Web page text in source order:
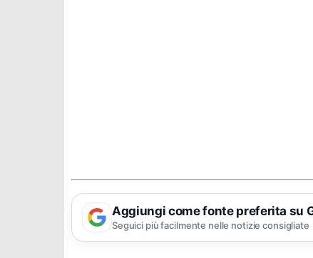
Aggiungi come fonte preferita su
Seguici più facilmente nelle notizie consigliate